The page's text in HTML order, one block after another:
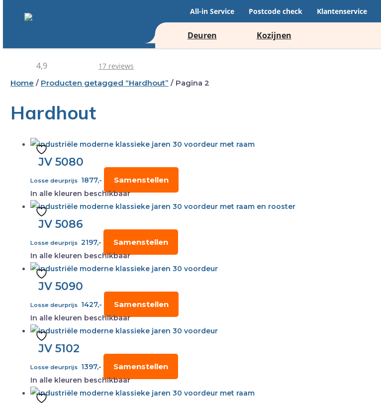
All-in Service Postcode check Klantenservice
Deuren Kozijnen
4,9 17 reviews
Home / Producten getagged “Hardhout” / Pagina 2
Hardhout
JV 5080
Losse deurprijs 1877,- Samenstellen
In alle kleuren beschikbaar
JV 5086
Losse deurprijs 2197,- Samenstellen
In alle kleuren beschikbaar
JV 5090
Losse deurprijs 1427,- Samenstellen
In alle kleuren beschikbaar
JV 5102
Losse deurprijs 1397,- Samenstellen
In alle kleuren beschikbaar